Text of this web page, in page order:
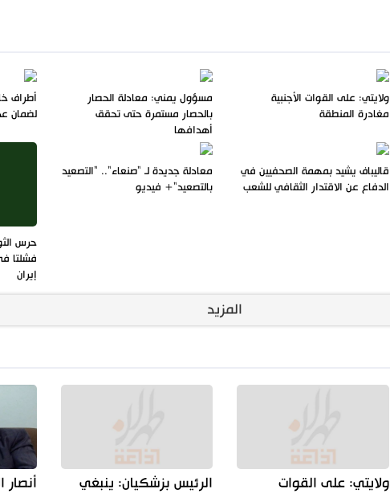
ولايتي: على القوات الأجنبية
مغادرة المنطقة
مسؤول يمني: معادلة الحصار
بالحصار مستمرة حتى تحقق
أهدافها
أطراف
لضمان
قاليباف يشيد بمهمة الصحفيين في
الدفاع عن الاقتدار الثقافي للشعب
معادلة جديدة لـ "صنعاء".. "التصعيد
بالتصعيد"+ فيديو
حرس
فشلتا
إيران
المزيد
ولايتي: على القوات الرئيس بزشكيان: ينبغي أنصار